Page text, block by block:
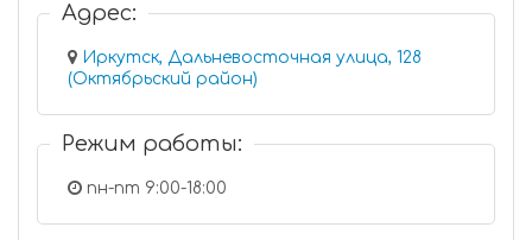
Адрес:
Иркутск, Дальневосточная улица, 128
(Октябрьский район)
Режим работы:
пн-пт 9:00-18:00